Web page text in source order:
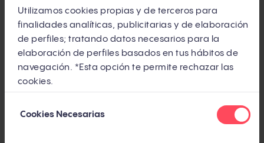
Utilizamos cookies propias y de terceros para
finalidades analíticas, publicitarias y de elaboración
de perfiles; tratando datos necesarios para la
elaboración de perfiles basados en tus hábitos de
navegación. *Esta opción te permite rechazar las
cookies.
deCookies Necesarias
concluir, y apunta a un crecimiento sostenible.